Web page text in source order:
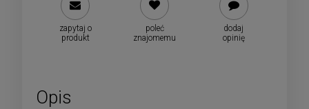
zapytaj o
produkt
poleć
znajomemu
dodaj
opinię
Opis